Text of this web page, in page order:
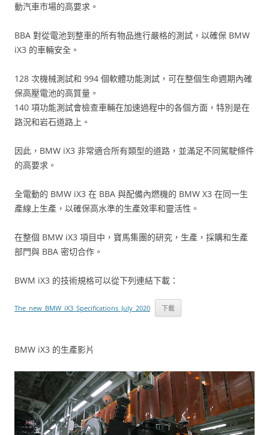
動汽車市場的高要求。
BBA 對從電池到整車的所有物品進行嚴格的測試，以確保 BMW
iX3 的車輛安全。
128 次機械測試和 994 個軟體功能測試，可在整個生命週期內確
保高壓電池的高質量。
140 項功能測試會檢查車輛在加速過程中的各個方面，特別是在
路況和岩石道路上。
因此，BMW iX3 非常適合所有類型的道路，並滿足不同駕駛條件
的高要求。
全電動的 BMW iX3 在 BBA 與配備內燃機的 BMW X3 在同一生
產線上生產，以確保高水準的生產效率和靈活性。
在整個 BMW iX3 項目中，寶馬集團的研究，生產，採購和生產
部門與 BBA 密切合作。
BWM iX3 的技術規格可以從下列連結下載：
The_new_BMW_iX3_Specifications_July_2020 下載
BMW iX3 的生產影片